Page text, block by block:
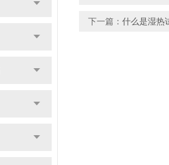
下一篇： 什么是湿热